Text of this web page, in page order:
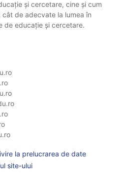
și cercetare, cine și cum
de adecvate la lumea în
de educație și cercetare.
la prelucrarea de date
site-ului